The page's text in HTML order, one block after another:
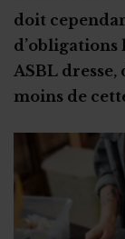
Qui contrôle
un proche ?
Les banques
Des revenus
Le fisc est-il
Trop d'argent
L'aspect
Attention à la
Trouver la
Se nourrir
Gare aux
doit
ASBL dresse,
moins de